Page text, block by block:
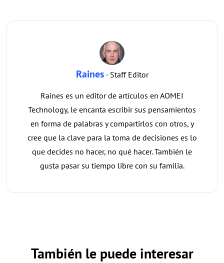
Raines· Staff Editor
Raines es un editor de artículos en AOMEI
Technology, le encanta escribir sus pensamientos
en forma de palabras y compartirlos con otros, y
cree que la clave para la toma de decisiones es lo
que decides no hacer, no qué hacer. También le
gusta pasar su tiempo libre con su familia.
También le puede interesar